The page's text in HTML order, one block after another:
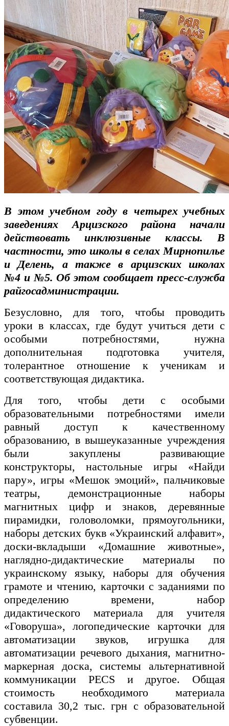
В этом учебном году в четырех учебных
заведениях Арцизского района начали
действовать инклюзивные классы. В
частности, это школы в селах Мирнопилье
и Делень, а также в арцизских школах
№4 и №5. Об этом сообщает пресс-служба
райгосадминистрации.
Безусловно, для того, чтобы проводить
уроки в классах, где будут учиться дети с
особыми потребностями, нужна
дополнительная подготовка учителя,
толерантное отношение к ученикам и
соответствующая дидактика.
Для того, чтобы дети с особыми
образовательными потребностями имели
равный доступ к качественному
образованию, в вышеуказанные учреждения
были закуплены развивающие
конструкторы, настольные игры «Найди
пару», игры «Мешок эмоций», пальчиковые
театры, демонстрационные наборы
магнитных цифр и знаков, деревянные
пирамидки, головоломки, прямоугольники,
наборы детских букв «Украинский алфавит»,
доски-вкладыши «Домашние животные»,
наглядно-дидактические материалы по
украинскому языку, наборы для обучения
грамоте и чтению, карточки с заданиями по
определению времени, набор
дидактического материала для учителя
«Говоруша», логопедические карточки для
автоматизации звуков, игрушка для
автоматизации речевого дыхания, магнитно-
маркерная доска, системы альтернативной
коммуникации PECS и другое. Общая
стоимость необходимого материала
составила 30,2 тыс. грн с образовательной
субвенции.